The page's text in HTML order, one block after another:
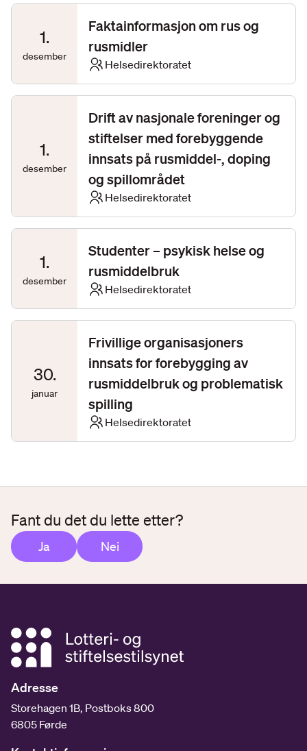
1.
desember
Faktainformasjon om rus og
rusmidler
Helsedirektoratet
1.
desember
Drift av nasjonale foreninger og
stiftelser med forebyggende
innsats på rusmiddel-, doping
og spillområdet
Helsedirektoratet
1.
desember
Studenter – psykisk helse og
rusmiddelbruk
Helsedirektoratet
30.
januar
Frivillige organisasjoners
innsats for forebygging av
rusmiddelbruk og problematisk
spilling
Helsedirektoratet
Fant du det du lette etter?
Ja Nei
Adresse
Storehagen 1B, Postboks 800
6805 Førde